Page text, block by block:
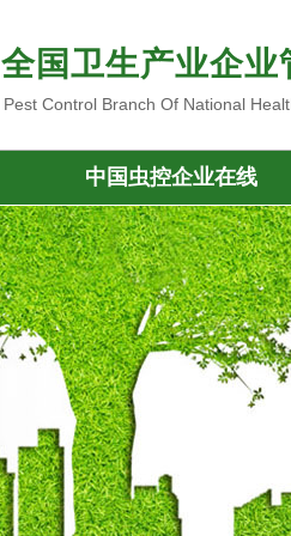
全国卫生产业企
Pest Control Branch Of National
中国虫控企业在线